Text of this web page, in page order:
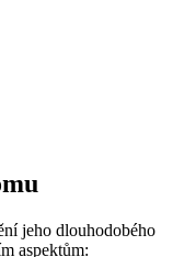
jeho dlouhodobého
aspektům: